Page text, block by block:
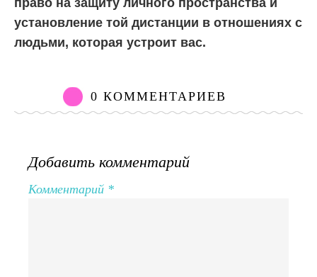
установление той дистанции в отношениях с
людьми, которая устроит вас.
0 КОММЕНТАРИЕВ
Добавить комментарий
Комментарий *